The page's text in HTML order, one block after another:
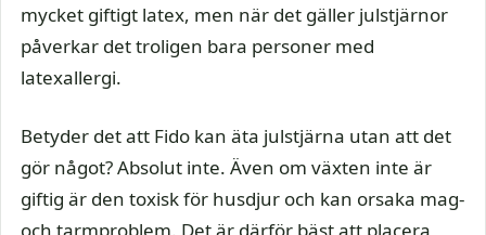
mycket giftigt latex, men när det gäller julstjärnor
påverkar det troligen bara personer med
latexallergi.
Betyder det att Fido kan äta julstjärna utan att det
gör något? Absolut inte. Även om växten inte är
giftig är den toxisk för husdjur och kan orsaka mag-